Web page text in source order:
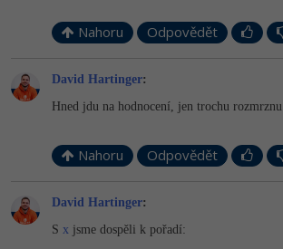
Nahoru Odpovědět
David Hartinger:
Hned jdu na hodnocení, jen trochu rozmrznu
Nahoru Odpovědět
David Hartinger:
S x jsme dospěli k pořadí: